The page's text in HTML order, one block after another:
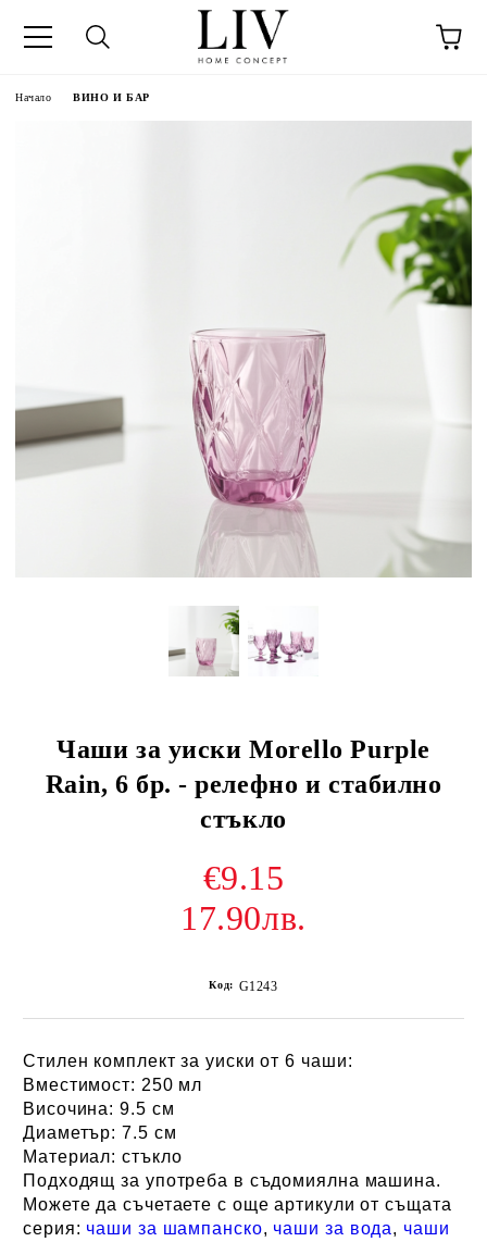
Начало ВИНО И БАР
Чаши за уиски Morello Purple
Rain, 6 бр. - релефно и стабилно
стъкло
€9.15
17.90лв.
Код: G1243
Стилен комплект за уиски от 6 чаши:
Вместимост: 250 мл
Височина: 9.5 см
Диаметър: 7.5 см
Материал: стъкло
Подходящ за употреба в съдомиялна машина.
Можете да съчетаете с още артикули от същата
серия: чаши за шампанско, чаши за вода, чаши